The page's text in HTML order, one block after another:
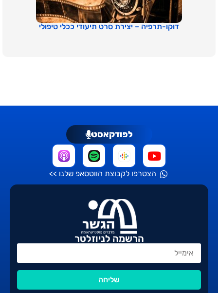
דוקו-תרפיה – יצירת סרט תיעודי ככלי טיפולי
לפודקאסט
הצטרפו לקבוצת הווטסאפ שלנו >>
הרשמה לניוזלטר
שליחה